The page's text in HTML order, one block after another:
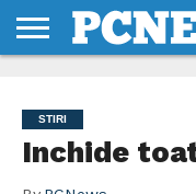
NOI
SI
CONDITII
STIRI
Inchide